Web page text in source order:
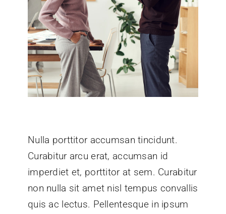
Nulla porttitor accumsan tincidunt.
Curabitur arcu erat, accumsan id
imperdiet et, porttitor at sem. Curabitur
non nulla sit amet nisl tempus convallis
quis ac lectus. Pellentesque in ipsum